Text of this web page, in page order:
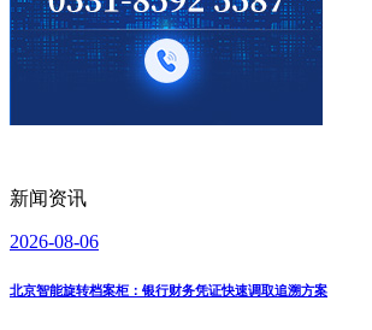
新闻资讯
2026-08-06
北京智能旋转档案柜：银行财务凭证快速调取追溯方案